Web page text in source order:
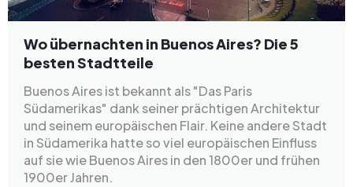
Wo übernachten in Buenos Aires? Die 5
besten Stadtteile
Buenos Aires ist bekannt als "Das Paris
Südamerikas" dank seiner prächtigen Architektur
und seinem europäischen Flair. Keine andere Stadt
in Südamerika hatte so viel europäischen Einfluss
auf sie wie Buenos Aires in den 1800er und frühen
1900er Jahren.